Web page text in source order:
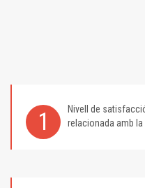
1 Nivell de
relacionada amb